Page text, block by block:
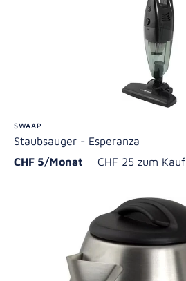
SWAAP
Staubsauger - Esperanza
CHF 5/Monat
CHF 25 zum Kauf